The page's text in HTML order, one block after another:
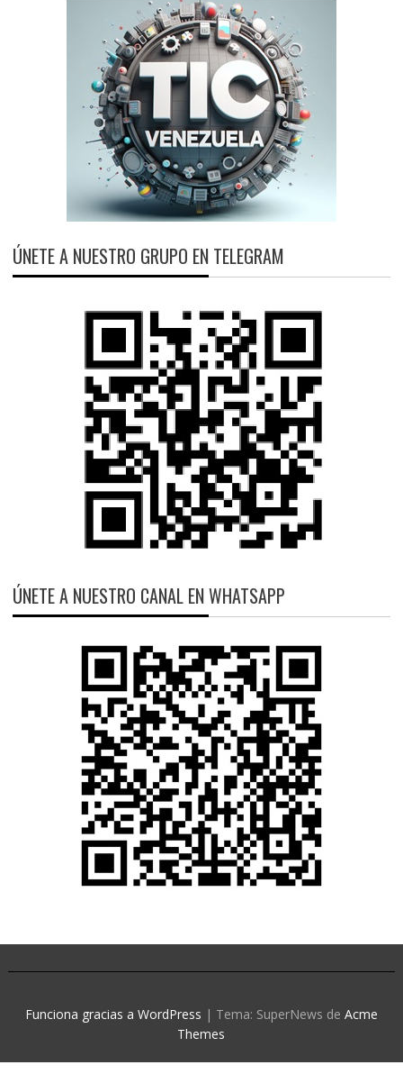
ÚNETE A NUESTRO GRUPO EN TELEGRAM
ÚNETE A NUESTRO CANAL EN WHATSAPP
Funciona gracias a WordPress | Tema: SuperNews de Acme
Themes